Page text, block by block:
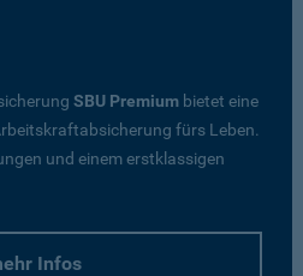
SBU Premium bietet eine
fürs Leben.
und einem erstklassigen
Infos